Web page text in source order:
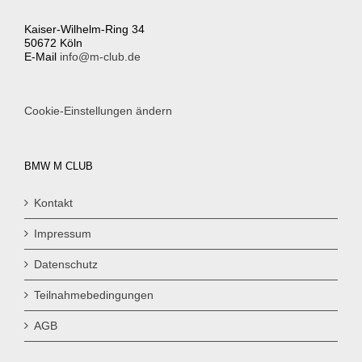
Kaiser-Wilhelm-Ring 34
50672 Köln
E-Mail info@m-club.de
Cookie-Einstellungen ändern
BMW M CLUB
Kontakt
Impressum
Datenschutz
Teilnahmebedingungen
AGB